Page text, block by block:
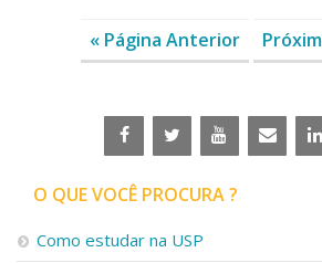
« Página Anterior
O QUE VOCÊ PROCURA ?
Como estudar na USP